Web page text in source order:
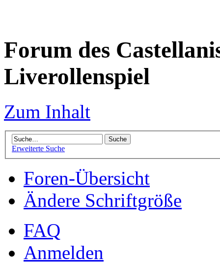
Forum des
Liverollenspiel
Zum Inhalt
Erweiterte Suche
Foren-Übersicht
Ändere Schriftgröße
FAQ
Anmelden